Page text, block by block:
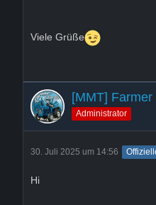
Viele Grüße
[MMT]
Administrator
30. Juli 2025 um 14:56
Hi